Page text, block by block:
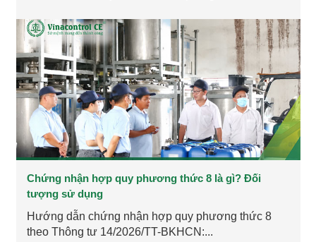
Chứng nhận hợp quy phương thức 8 là gì? Đối
tượng sử dụng
Hướng dẫn chứng nhận hợp quy phương thức 8
theo Thông tư 14/2026/TT-BKHCN:...